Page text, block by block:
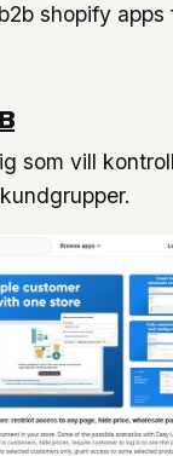
shopify
som vill